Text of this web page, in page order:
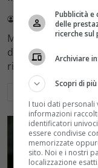
Redazione Velvet 4
Mediaset sceglie di
della Fortuna
rinviando a
Leggi di più
Pubblicità
delle
ricerche sul
Archiviare
Scopri di più
I tuoi dati personali
informazioni
identificatori
essere condivise
memorizzate
sito. Noi e i nostri
localizzazione esatti.